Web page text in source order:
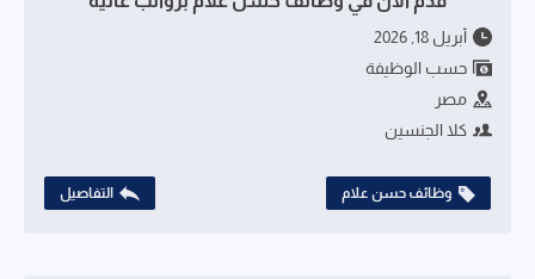
أبريل 18, 2026
حسب الوظيفة
مصر
كلا الجنسين
وظائف حسن علام التفاصيل